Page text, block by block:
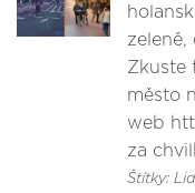
zeleně,
Zkuste
město
web
za
Štítky: